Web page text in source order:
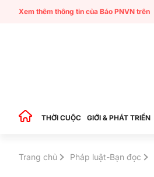
Xem thêm thông tin của Báo PNVN trên
THỜI CUỘC GIỚI & PHÁT TRIỂN
Trang chủ Pháp luật-Bạn đọc